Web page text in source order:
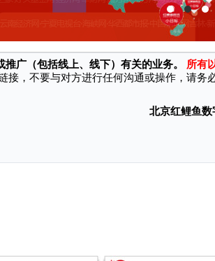
骗行为，消费者付款后无法获得电影票和奖励、遭
广（包括线上、线下）有关的业务。 所有
接，不要与对方进行任何沟通或操作，请务